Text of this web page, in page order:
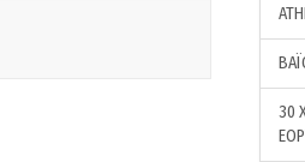
30